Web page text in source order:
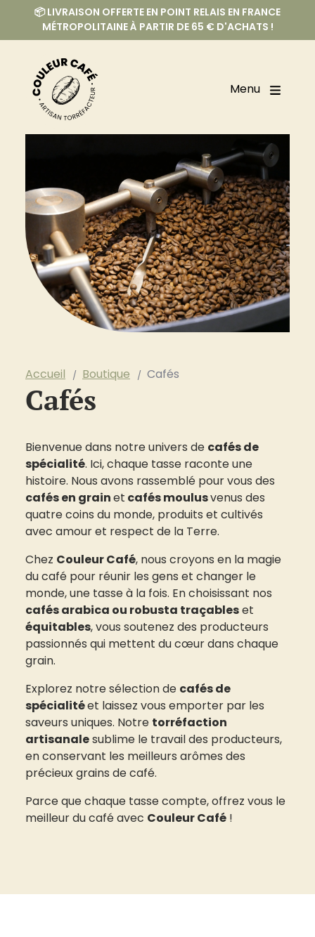
📦 LIVRAISON OFFERTE EN POINT RELAIS EN FRANCE
MÉTROPOLITAINE À PARTIR DE 65 € D'ACHATS !
Menu
Accueil Boutique Cafés
Cafés
Bienvenue dans notre univers de cafés de
spécialité. Ici, chaque tasse raconte une
histoire. Nous avons rassemblé pour vous des
cafés en grainet cafés moulusvenus des
quatre coins du monde, produits et cultivés
avec amour et respect de la Terre.
Chez Couleur Café, nous croyons en la magie
du café pour réunir les gens et changer le
monde, une tasse à la fois. En choisissant nos
cafés arabica ou robusta traçableset
équitables, vous soutenez des producteurs
passionnés qui mettent du cœur dans chaque
grain.
Explorez notre sélection de cafés de
spécialitéet laissez vous emporter par les
saveurs uniques. Notre torréfaction
artisanalesublime le travail des producteurs,
en conservant les meilleurs arômes des
précieux grains de café.
Parce que chaque tasse compte, offrez vous le
meilleur du café avec Couleur Café !